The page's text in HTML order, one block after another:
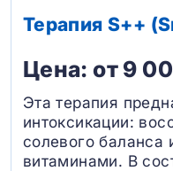
Терапия S++
Цена: от 9
Эта терапия
интоксикации:
солевого баланса
витаминами. В